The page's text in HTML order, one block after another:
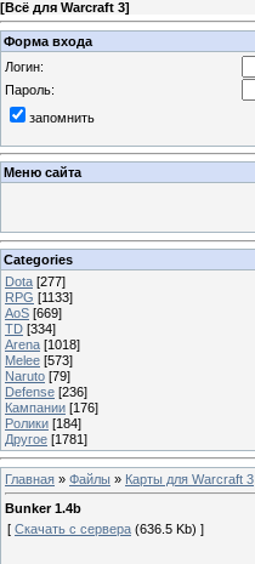
[Всё для Warcraft 3]
Форма входа
Логин:
Пароль:
запомнить
Меню сайта
Categories
Dota [277]
RPG [1133]
AoS [669]
TD [334]
Arena [1018]
Melee [573]
Naruto [79]
Defense [236]
Кампании [176]
Ролики [184]
Другое [1781]
Главная » Файлы » Карты для Warcraft 3
Bunker 1.4b
[ Скачать с сервера (636.5 Kb) ]